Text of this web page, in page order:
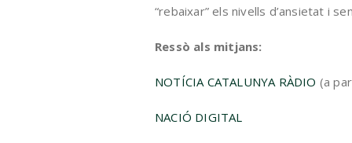
“rebaixar” els nivells d’ansietat i
Ressò als mitjans:
NOTÍCIA CATALUNYA RÀDIO (a
NACIÓ DIGITAL